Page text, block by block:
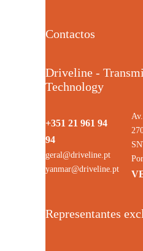
Contactos
Driveline -
Technology
+351 21 961 94
94
geral@driveline.pt
yanmar@driveline.pt
Representantes